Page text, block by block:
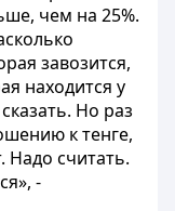
чем на 25%.
завозится,
находится у
Но раз
к тенге,
Надо считать.
-